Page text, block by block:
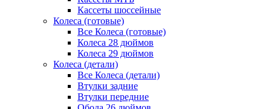
Кассеты шоссейные
Колеса (готовые)
Все Колеса (готовые)
Колеса 28 дюймов
Колеса 29 дюймов
Колеса (детали)
Все Колеса (детали)
Втулки задние
Втулки передние